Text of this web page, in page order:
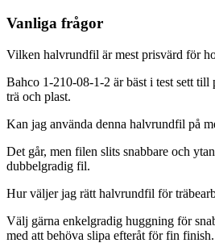
Vanliga frågor
Vilken halvrundfil är mest prisvärd för
Bahco 1-210-08-1-2 är bäst i test sett
trä och plast.
Kan jag använda denna halvrundfil på
Det går, men filen slits snabbare och
dubbelgradig fil.
Hur väljer jag rätt halvrundfil för
Välj gärna enkelgradig huggning för
med att behöva slipa efteråt för fin finish.